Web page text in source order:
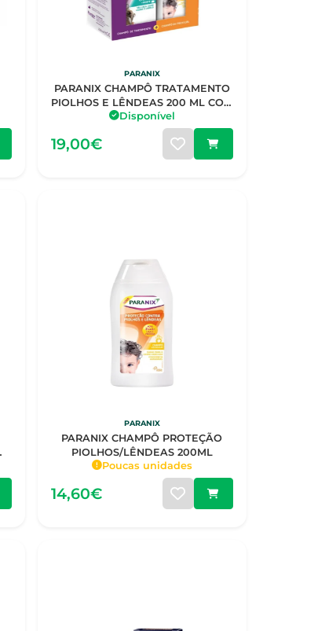
PARANIX
PARANIX CHAMPÔ TRATAMENTO
PIOLHOS E LÊNDEAS 200 ML COM
OFERTA DE CHAMPÔ PROTETOR
Disponível
19,00€
PARANIX
PARANIX CHAMPÔ PROTEÇÃO
PIOLHOS/LÊNDEAS 200ML
Poucas unidades
14,60€